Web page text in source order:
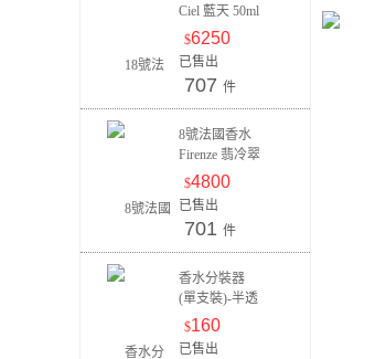
Ciel 藍天 50ml
$6250
已售出
707 件
8號法國香水
Firenze 翡冷翠
30ml
$4800
已售出
701 件
香水分裝器
(單支裝)-半透
明藍
$160
已售出